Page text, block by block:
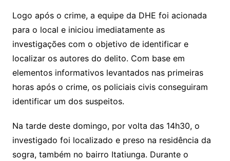
Logo após o crime, a equipe da DHE foi acionada
para o local e iniciou imediatamente as
investigações com o objetivo de identificar e
localizar os autores do delito. Com base em
elementos informativos levantados nas primeiras
horas após o crime, os policiais civis conseguiram
identificar um dos suspeitos.
Na tarde deste domingo, por volta das 14h30, o
investigado foi localizado e preso na residência da
sogra, também no bairro Itatiunga. Durante o